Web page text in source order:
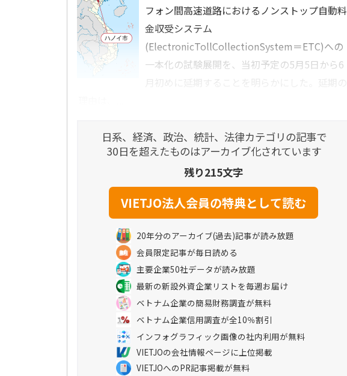
フォン間高速道路におけるノンストップ自動料
金収受システム
(ElectronicTollCollectionSystem＝ETC)への
一本化の試験展開を、当初予定の5月5日から6
日系、経済、政治、統計、法律カテゴリの記事で
30日を超えたものはアーカイブ化されています
残り215文字
20年分のアーカイブ(過去)記事が読み放題
会員限定記事が毎日読める
主要企業50社データが読み放題
最新の新設外資企業リストを毎週お届け
ベトナム企業の簡易財務調査が無料
ベトナム企業信用調査が全10％割引
インフォグラフィック画像の社内利用が無料
VIETJOの会社情報ページに上位掲載
VIETJOへのPR記事掲載が無料